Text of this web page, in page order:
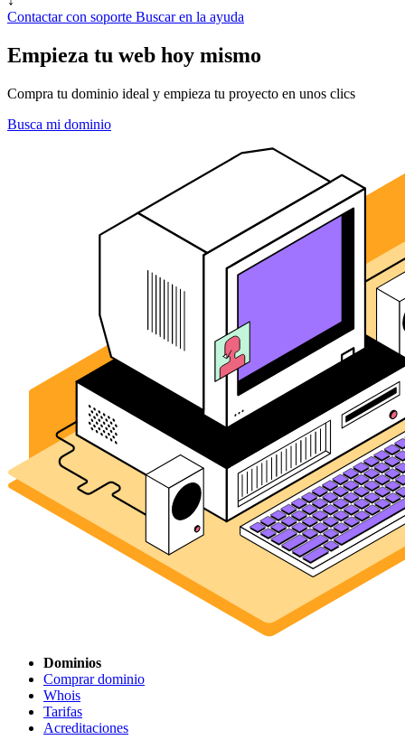
Contactar con soporte Buscar en la ayuda
Empieza tu web hoy mismo
Compra tu dominio ideal y empieza tu proyecto en unos clics
Busca mi dominio
Dominios
Comprar dominio
Whois
Tarifas
Acreditaciones